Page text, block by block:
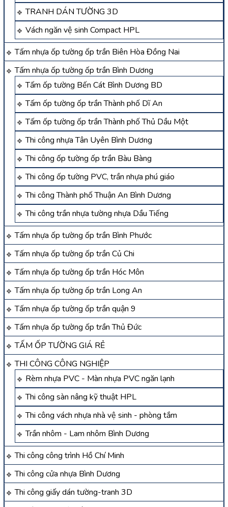
TRANH DÁN TƯỜNG 3D
Vách ngăn vệ sinh Compact HPL
Tấm nhựa ốp tường ốp trần Biên Hòa Đồng Nai
Tấm nhựa ốp tường ốp trần Bình Dương
Tấm ốp tường Bến Cát Bình Dương BD
Tấm ốp tường ốp trần Thành phố Dĩ An
Tấm ốp tường ốp trần Thành phố Thủ Dầu Một
Thi công nhựa Tân Uyên Bình Dương
Thi công ốp tường ốp trần Bàu Bàng
Thi công ốp tường PVC, trần nhựa phú giáo
Thi công Thành phố Thuận An Bình Dương
Thi công trần nhựa tường nhựa Dầu Tiếng
Tấm nhựa ốp tường ốp trần Bình Phước
Tấm nhựa ốp tường ốp trần Củ Chi
Tấm nhựa ốp tường ốp trần Hóc Môn
Tấm nhựa ốp tường ốp trần Long An
Tấm nhựa ốp tường ốp trần quận 9
Tấm nhựa ốp tường ốp trần Thủ Đức
TẤM ỐP TƯỜNG GIÁ RẺ
THI CÔNG CÔNG NGHIỆP
Rèm nhựa PVC - Màn nhựa PVC ngăn lạnh
Thi công sàn nâng kỹ thuật HPL
Thi công vách nhựa nhà vệ sinh - phòng tắm
Trần nhôm - Lam nhôm Bình Dương
Thi công công trình Hồ Chí Minh
Thi công cửa nhựa Bình Dương
Thi công giấy dán tường-tranh 3D